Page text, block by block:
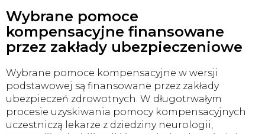
Wybrane pomoce
kompensacyjne finansowane
przez zakłady ubezpieczeniowe
Wybrane pomoce kompensacyjne w wersji
podstawowej są finansowane przez zakłady
ubezpieczeń zdrowotnych. W długotrwałym
procesie uzyskiwania pomocy kompensacyjnych
uczestniczą lekarze z dziedziny neurologii,